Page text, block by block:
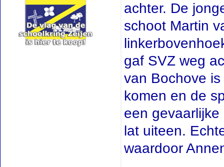
achter. De
schoot Martin
gaf SVZ weg
van Bochove
komen en de
een
lat uiteen.
waardoor